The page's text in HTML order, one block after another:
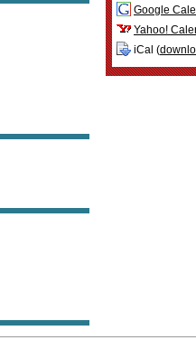
Google
Yahoo!
iCal (